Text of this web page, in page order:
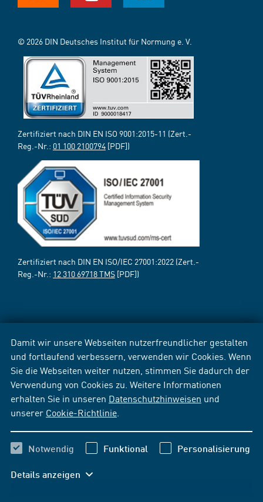
Damit wir unsere Webseiten nutzerfreundlicher gestalten
und fortlaufend verbessern, verwenden wir Cookies. Wenn
Sie die Webseiten weiter nutzen, stimmen Sie dadurch der
Verwendung von Cookies zu. Weitere Informationen
erhalten Sie in unseren Datenschutzhinweisen und
unserer Cookie-Richtlinie
Notwendig Funktional Personalisierung
Details anzeigen
© 2026 DIN Deutsches Institut für Normung e. V.
Zertifiziert nach DIN EN ISO 9001:2015-11 (Zert.-
Reg.-Nr.: 01 100 2100794 [PDF])
Zertifiziert nach DIN EN ISO/IEC 27001:2022 (Zert.-
Reg.-Nr.: 12 310 69718 TMS [PDF])